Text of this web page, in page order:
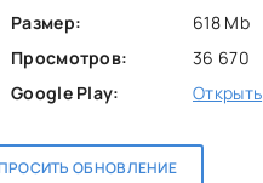
Размер:
618 Mb
Просмотров:
36 670
Google Play:
Открыть
ОБНОВЛЕНИЕ